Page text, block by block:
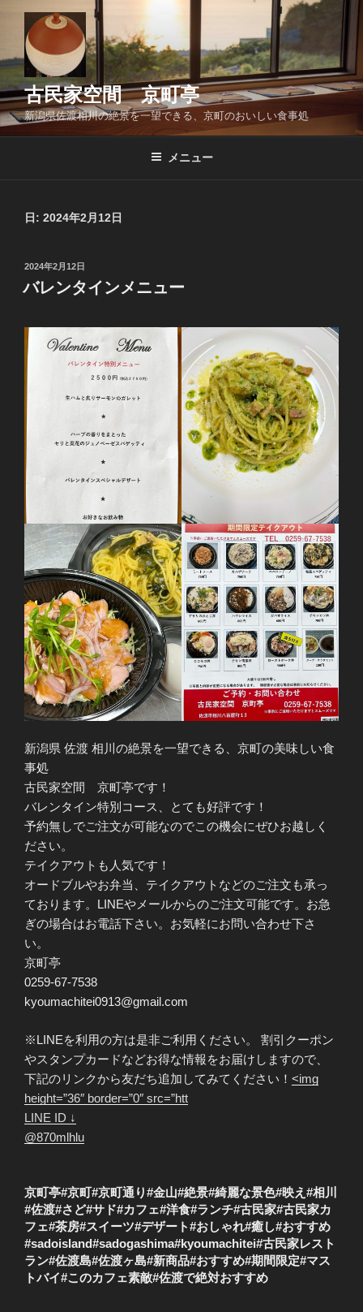
ン
ツ
へ
ス
古民家空間 京町亭
新潟県佐渡相川の絶景を一望できる、京町のおいしい食事処
メニュー
日: 2024年2月12日
投
日:
2024年2月12日
バレンタインメニュー
新潟県 佐渡 相川の絶景を一望できる、京町の美味しい食
事処
古民家空間 京町亭です！
バレンタイン特別コース、とても好評です！
予約無しでご注文が可能なのでこの機会にぜひお越しく
ださい。
テイクアウトも人気です！
オードブルやお弁当、テイクアウトなどのご注文も承っ
ております。LINEやメールからのご注文可能です。お急
ぎの場合はお電話下さい。お気軽にお問い合わせ下さ
い。
京町亭
0259-67-7538
kyoumachitei0913@gmail.com
※LINEを利用の方は是非ご利用ください。 割引クーポン
やスタンプカードなどお得な情報をお届けしますので、
下記のリンクから友だち追加してみてください！ <img
height=”36″ border=”0″ src=”htt
LINE ID ↓
@870mlhlu
京町亭#京町#京町通り#金山#絶景#綺麗な景色#映え#相川
#佐渡#さど#サド#カフェ#洋食#ランチ#古民家#古民家カ
フェ#茶房#スイーツ#デザート#おしゃれ#癒し#おすすめ
#sadoisland#sadogashima#kyoumachitei#古民家レスト
ラン#佐渡島#佐渡ヶ島#新商品#おすすめ#期間限定#マス
トバイ#このカフェ素敵#佐渡で絶対おすすめ